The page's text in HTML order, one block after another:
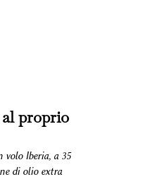
proprio
Iberia, a 35
di olio extra